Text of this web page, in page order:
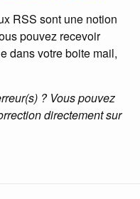
RSS sont une notion
pouvez recevoir
dans votre boite mail,
? Vous pouvez
directement sur